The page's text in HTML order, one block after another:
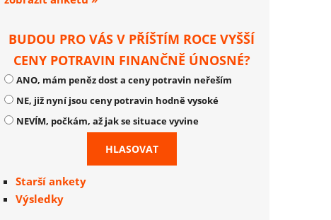
BUDOU PRO VÁS V PŘÍŠTÍM ROCE VYŠŠÍ
CENY POTRAVIN FINANČNĚ ÚNOSNÉ?
ANO, mám peněz dost a ceny potravin neřeším
NE, již nyní jsou ceny potravin hodně vysoké
NEVÍM, počkám, až jak se situace vyvine
Starší ankety
Výsledky